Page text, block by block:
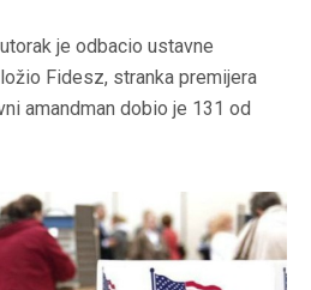
je odbacio ustavne
Fidesz, stranka premijera
amandman dobio je 131 od